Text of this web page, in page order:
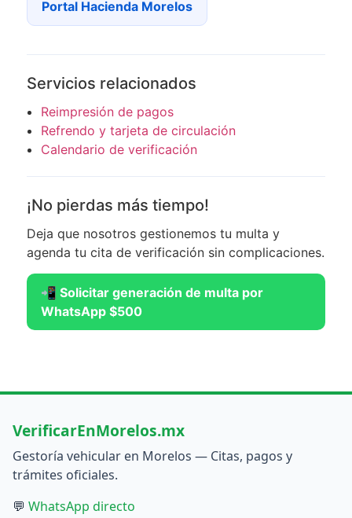
Portal Hacienda Morelos
Servicios relacionados
Reimpresión de pagos
Refrendo y tarjeta de circulación
Calendario de verificación
¡No pierdas más tiempo!
Deja que nosotros gestionemos tu multa y
agenda tu cita de verificación sin complicaciones.
📲 Solicitar generación de multa por
WhatsApp $500
VerificarEnMorelos.mx
Gestoría vehicular en Morelos — Citas, pagos y
trámites oficiales.
💬 WhatsApp directo